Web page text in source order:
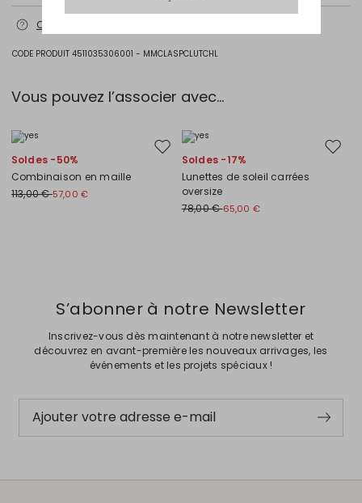
Sac en veau; doublure en 100%lin.
Contactez-nous
CODE PRODUIT 4511035306001 - MMCLASPCLUTCHL
Vous pouvez l’associer avec…
Ajouter vers la liste de souhaits
Soldes -50%
Combinaison en maille
113,00 €57,00 €
Soldes -17%
Lunettes de soleil carrées
oversize
78,00 €65,00 €
S’abonner à notre Newsletter
Inscrivez-vous dès maintenant à notre newsletter et
découvrez en avant-première les nouveaux arrivages, les
événements et les projets spéciaux !
Ajouter votre adresse e-mail